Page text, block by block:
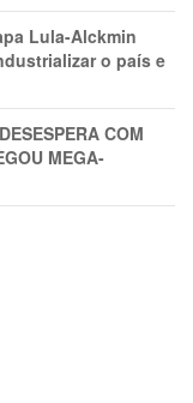
Lula-Alckmin
o país e
COM
MEGA-